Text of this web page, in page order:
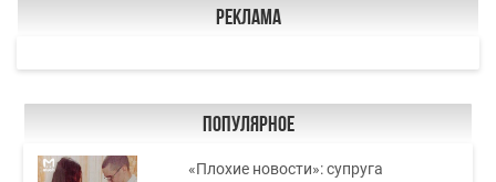
Реклама
Популярное
«Плохие новости»: супруга